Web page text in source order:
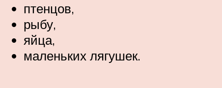
птенцов,
рыбу,
яйца,
маленьких лягушек.